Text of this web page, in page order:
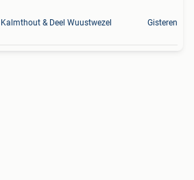
Kalmthout & Deel Wuustwezel Gisteren